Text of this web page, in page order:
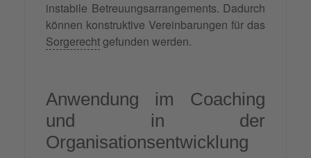
instabile Betreuungsarrangements. Dadurch
können konstruktive Vereinbarungen für das
Sorgerechtgefunden werden.
Anwendung im Coaching
und in der
Organisationsentwicklung